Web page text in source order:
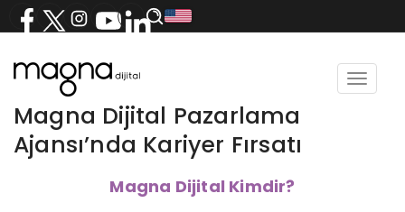
Toggle
Magna Dijital Pazarlama
Ajansı’nda Kariyer Fırsatı
Magna Dijital Kimdir?